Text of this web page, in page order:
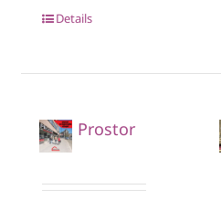
Details
Prostor